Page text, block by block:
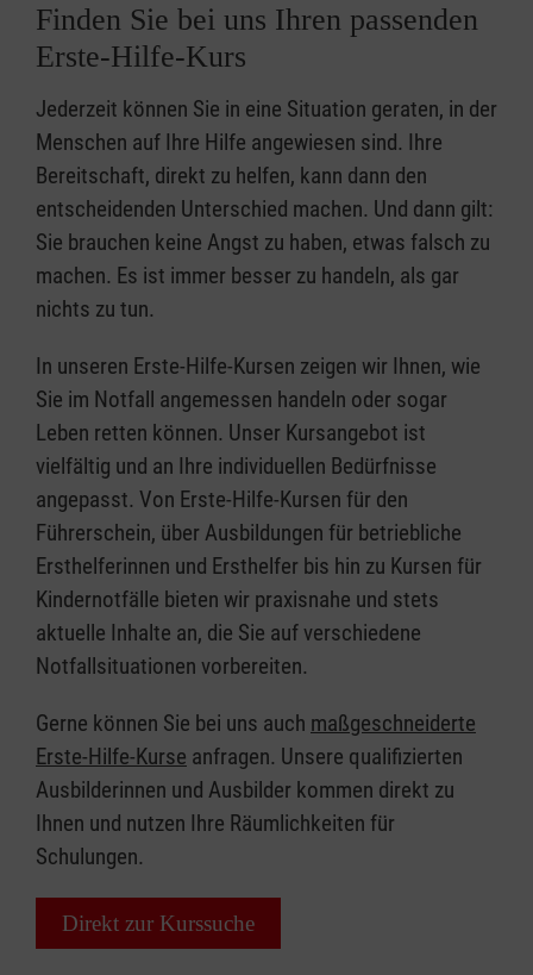
Finden Sie bei uns Ihren passenden
Erste-Hilfe-Kurs
Jederzeit können Sie in eine Situation geraten, in der
Menschen auf Ihre Hilfe angewiesen sind. Ihre
Bereitschaft, direkt zu helfen, kann dann den
entscheidenden Unterschied machen. Und dann gilt:
Sie brauchen keine Angst zu haben, etwas falsch zu
machen. Es ist immer besser zu handeln, als gar
nichts zu tun.
In unseren Erste-Hilfe-Kursen zeigen wir Ihnen, wie
Sie im Notfall angemessen handeln oder sogar
Leben retten können. Unser Kursangebot ist
vielfältig und an Ihre individuellen Bedürfnisse
angepasst. Von Erste-Hilfe-Kursen für den
Führerschein, über Ausbildungen für betriebliche
Ersthelferinnen und Ersthelfer bis hin zu Kursen für
Kindernotfälle bieten wir praxisnahe und stets
aktuelle Inhalte an, die Sie auf verschiedene
Notfallsituationen vorbereiten.
Gerne können Sie bei uns auch maßgeschneiderte
Erste-Hilfe-Kurse anfragen. Unsere qualifizierten
Ausbilderinnen und Ausbilder kommen direkt zu
Ihnen und nutzen Ihre Räumlichkeiten für
Schulungen.
Direkt zur Kurssuche